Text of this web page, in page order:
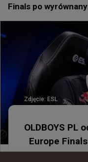
Finals po
Zdjęcie: ESL
OLDBOYS PL
Europe